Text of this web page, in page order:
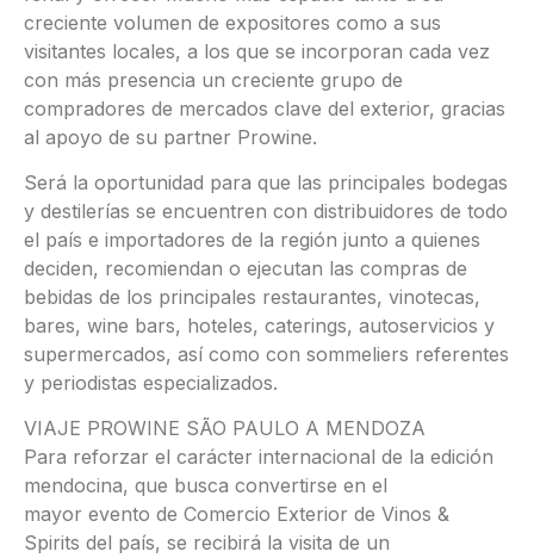
creciente volumen de expositores como a sus
visitantes locales, a los que se incorporan cada vez
con más presencia un creciente grupo de
compradores de mercados clave del exterior, gracias
al apoyo de su partner Prowine.
Será la oportunidad para que las principales bodegas
y destilerías se encuentren con distribuidores de todo
el país e importadores de la región junto a quienes
deciden, recomiendan o ejecutan las compras de
bebidas de los principales restaurantes, vinotecas,
bares, wine bars, hoteles, caterings, autoservicios y
supermercados, así como con sommeliers referentes
y periodistas especializados.
VIAJE PROWINE SÃO PAULO A MENDOZA
Para reforzar el carácter internacional de la edición
mendocina, que busca convertirse en el
mayor evento de Comercio Exterior de Vinos &
Spirits del país, se recibirá la visita de un